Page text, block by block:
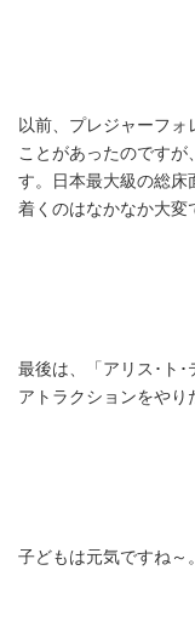
以前、プレジャーフ
ことがあったのです
す。日本最大級の総床
着くのはなかなか大変
最後は、「アリス･ト
アトラクションをやり
子どもは元気ですね～。